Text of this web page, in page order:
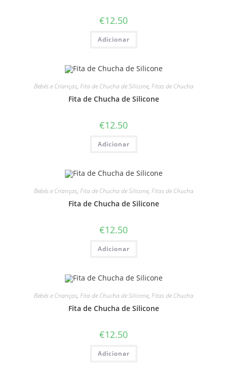
€12.50
Adicionar
Bebés e Crianças, Fita de Chucha de Silicone, Fitas de Chucha
Fita de Chucha de Silicone
€12.50
Adicionar
Bebés e Crianças, Fita de Chucha de Silicone, Fitas de Chucha
Fita de Chucha de Silicone
€12.50
Adicionar
Bebés e Crianças, Fita de Chucha de Silicone, Fitas de Chucha
Fita de Chucha de Silicone
€12.50
Adicionar